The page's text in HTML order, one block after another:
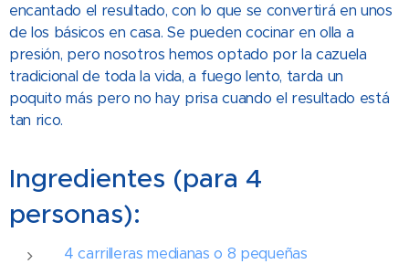
encantado el resultado, con lo que se convertirá en unos
de los básicos en casa. Se pueden cocinar en olla a
presión, pero nosotros hemos optado por la cazuela
tradicional de toda la vida, a fuego lento, tarda un
poquito más pero no hay prisa cuando el resultado está
tan rico.
Ingredientes (para 4
personas):
4 carrilleras medianas o 8 pequeñas